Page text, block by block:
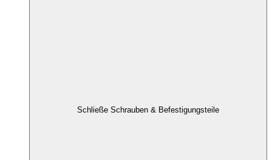
Schließe Schrauben & Befestigungsteile